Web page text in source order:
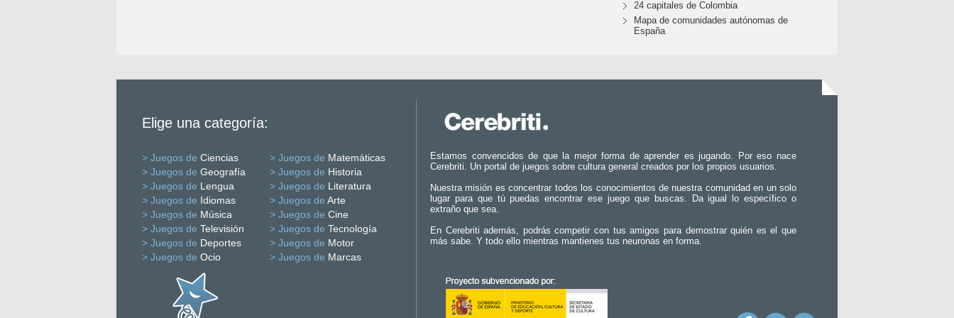
24 capitales de Colombia
Mapa de comunidades autónomas de
España
Elige una categoría:
> Juegos de Ciencias > Juegos de Matemáticas
> Juegos de Geografía > Juegos de Historia
> Juegos de Lengua > Juegos de Literatura
> Juegos de Idiomas > Juegos de Arte
> Juegos de Música > Juegos de Cine
> Juegos de Televisión > Juegos de Tecnología
> Juegos de Deportes > Juegos de Motor
> Juegos de Ocio > Juegos de Marcas
Estamos convencidos de que la mejor forma de aprender es jugando. Por eso nace
Cerebriti. Un portal de juegos sobre cultura general creados por los propios usuarios.
Nuestra misión es concentrar todos los conocimientos de nuestra comunidad en un solo
lugar para que tú puedas encontrar ese juego que buscas. Da igual lo específico o
extraño que sea.
En Cerebriti además, podrás competir con tus amigos para demostrar quién es el que
más sabe. Y todo ello mientras mantienes tus neuronas en forma.